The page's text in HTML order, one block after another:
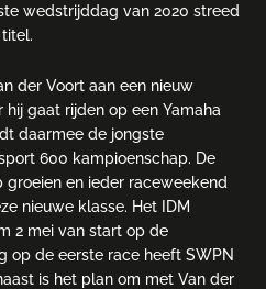
wedstrijddag van 2020 streed
der Voort aan een nieuw
gaat rijden op een Yamaha
daarmee de jongste
600 kampioenschap. De
en ieder raceweekend
nieuwe klasse. Het IDM
2 mei van start op de
op de eerste race heeft SWPN
is het plan om met Van der